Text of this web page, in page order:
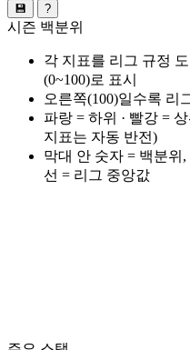
💾 ?
시즌 백분위
각 지표를 리그 규정
(0~100)로 표시
오른쪽(100)일수록 리
파랑 = 하위 · 빨강 =
지표는 자동 반전)
막대 안 숫자 = 백분위
선 = 리그 중앙값